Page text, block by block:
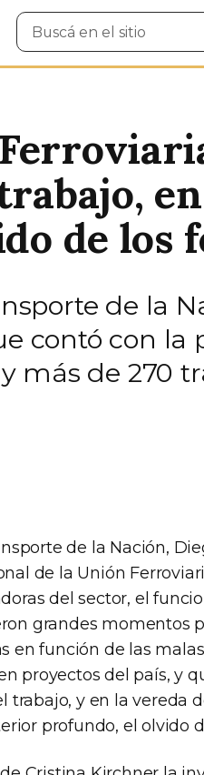
Buscar
en
de los
de la
contó con la
más de 270
de la Nación,
de la Unión
del sector, el
grandes momentos
en función de las
proyectos del país, y
trabajo, y en la vereda
profundo, el olvido